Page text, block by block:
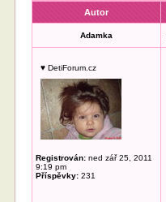
Autor
Adamka
♥ DetiForum.cz
Registrován: ned zář 25, 2011
9:19 pm
Příspěvky: 231